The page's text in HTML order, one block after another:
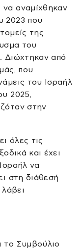
να αναμίχθηκαν
2023 που
της
του
Διώχτηκαν από
που
του Ισραήλ
2025,
στην
όλες τις
και έχει
να
στη διάθεσή
το Συμβούλιο